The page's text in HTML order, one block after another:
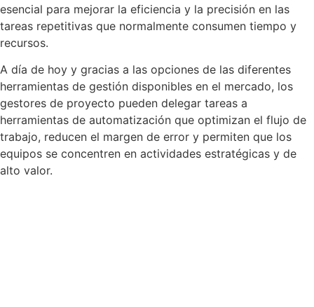
esencial para mejorar la eficiencia y la precisión en las
tareas repetitivas que normalmente consumen tiempo y
recursos.
A día de hoy y gracias a las opciones de las diferentes
herramientas de gestión disponibles en el mercado, los
gestores de proyecto pueden delegar tareas a
herramientas de automatización que optimizan el flujo de
trabajo, reducen el margen de error y permiten que los
equipos se concentren en actividades estratégicas y de
alto valor.